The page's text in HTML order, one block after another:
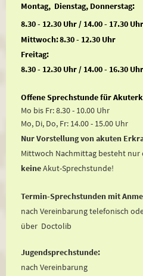
Montag, Dienstag, Donnerstag:
8.30 - 12.30 Uhr / 14.00 - 17.30 Uhr
Mittwoch:8.30 - 12.30 Uhr
Freitag:
8.30 - 12.30 Uhr / 14.00 - 16.30 Uhr
Offene Sprechstunde für
Mo bis Fr: 8.30 - 10.00 Uhr
Mo, Di, Do, Fr: 14.00 - 15.00 Uhr
Nur Vorstellung von akuten
Mittwoch Nachmittag besteht nur
keineAkut-Sprechstunde!
Termin-Sprechstunden mit
nach Vereinbarung telefonisch
über Doctolib
Jugendsprechstunde:
nach Vereinbarung